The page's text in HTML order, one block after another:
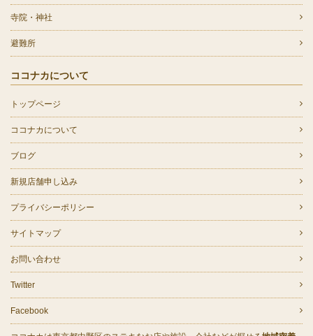
寺院・神社
避難所
ココナカについて
トップページ
ココナカについて
ブログ
新規店舗申し込み
プライバシーポリシー
サイトマップ
お問い合わせ
Twitter
Facebook